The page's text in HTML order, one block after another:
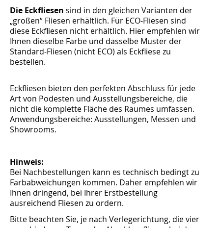
Die Eckfliesen sind in den gleichen Varianten der
„großen“ Fliesen erhältlich. Für ECO-Fliesen sind
diese Eckfliesen nicht erhältlich. Hier empfehlen wir
Ihnen dieselbe Farbe und dasselbe Muster der
Standard-Fliesen (nicht ECO) als Eckfliese zu
bestellen.
Eckfliesen bieten den perfekten Abschluss für jede
Art von Podesten und Ausstellungsbereiche, die
nicht die komplette Fläche des Raumes umfassen.
Anwendungsbereiche: Ausstellungen, Messen und
Showrooms.
Hinweis:
Bei Nachbestellungen kann es technisch bedingt zu
Farbabweichungen kommen. Daher empfehlen wir
Ihnen dringend, bei Ihrer Erstbestellung
ausreichend Fliesen zu ordern.
Bitte beachten Sie, je nach Verlegerichtung, die vier